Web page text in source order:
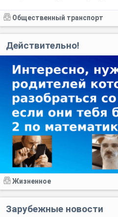
Общественный транспорт
Действительно!
Жизненное
Зарубежные новости